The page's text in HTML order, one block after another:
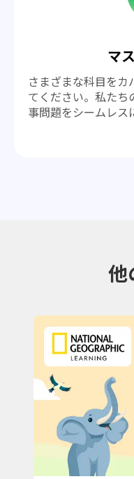
マ
さまざまな科目をカ
てください。私たち
事問題をシームレス
他